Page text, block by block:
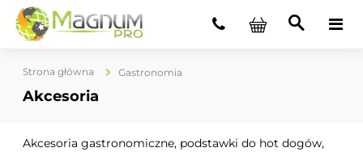
Strona główna Gastronomia
Akcesoria
Akcesoria gastronomiczne, podstawki do hot dogów,